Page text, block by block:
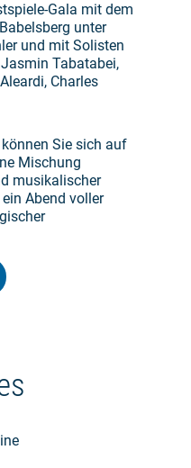
Gala mit dem
unter
und mit Solisten
Tabatabei,
Charles
Sie sich auf
Mischung
musikalischer
Abend voller